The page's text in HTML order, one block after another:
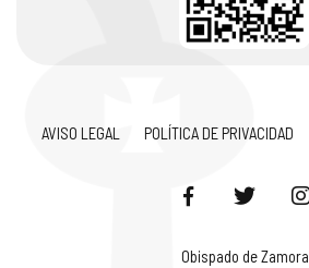
AVISO LEGAL POLÍTICA DE PRIVACIDAD
Obispado de Zamora